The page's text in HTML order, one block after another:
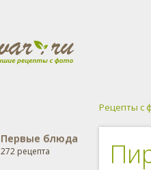
Первые блюда
272 рецепта
Рецепты с